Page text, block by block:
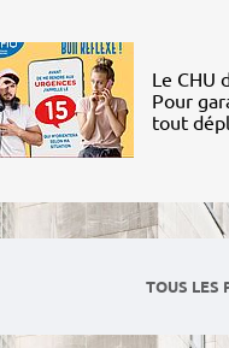
Le CHU
Pour
tout
TOUS LES